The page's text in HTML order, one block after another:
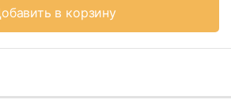
в корзину